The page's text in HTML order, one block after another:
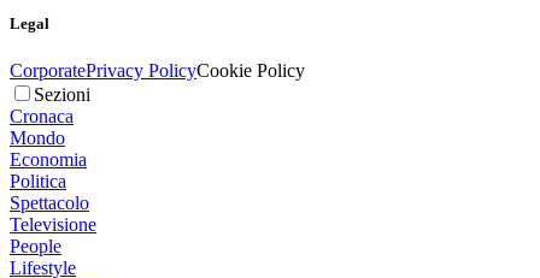
Legal
CorporatePrivacy PolicyCookie Policy
Sezioni
Cronaca
Mondo
Economia
Politica
Spettacolo
Televisione
People
Lifestyle